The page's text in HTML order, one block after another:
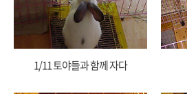
1/11 토야들과 함께 자다